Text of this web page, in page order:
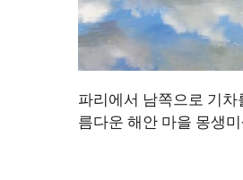
파리에서 남쪽으로 기
름다운 해안 마을 몽생